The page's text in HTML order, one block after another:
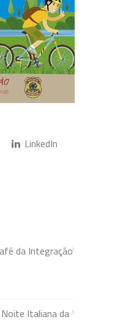
LinkedIn
da Integração
Italiana da